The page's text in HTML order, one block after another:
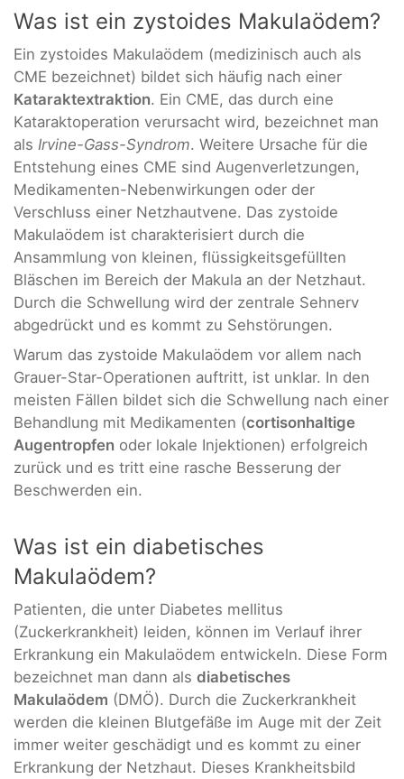
Was ist ein zystoides Makulaödem?
Ein zystoides Makulaödem (medizinisch auch als
CME bezeichnet) bildet sich häufig nach einer
Kataraktextraktion. Ein CME, das durch eine
Kataraktoperation verursacht wird, bezeichnet man
als Irvine-Gass-Syndrom. Weitere Ursache für die
Entstehung eines CME sind Augenverletzungen,
Medikamenten-Nebenwirkungen oder der
Verschluss einer Netzhautvene. Das zystoide
Makulaödem ist charakterisiert durch die
Ansammlung von kleinen, flüssigkeitsgefüllten
Bläschen im Bereich der Makula an der Netzhaut.
Durch die Schwellung wird der zentrale Sehnerv
abgedrückt und es kommt zu Sehstörungen.
Warum das zystoide Makulaödem vor allem nach
Grauer-Star-Operationen auftritt, ist unklar. In den
meisten Fällen bildet sich die Schwellung nach einer
Behandlung mit Medikamenten (cortisonhaltige
Augentropfen oder lokale Injektionen) erfolgreich
zurück und es tritt eine rasche Besserung der
Beschwerden ein.
Was ist ein diabetisches
Makulaödem?
Patienten, die unter Diabetes mellitus
(Zuckerkrankheit) leiden, können im Verlauf ihrer
Erkrankung ein Makulaödem entwickeln. Diese Form
bezeichnet man dann als diabetisches
Makulaödem (DMÖ). Durch die Zuckerkrankheit
werden die kleinen Blutgefäße im Auge mit der Zeit
immer weiter geschädigt und es kommt zu einer
Erkrankung der Netzhaut. Dieses Krankheitsbild